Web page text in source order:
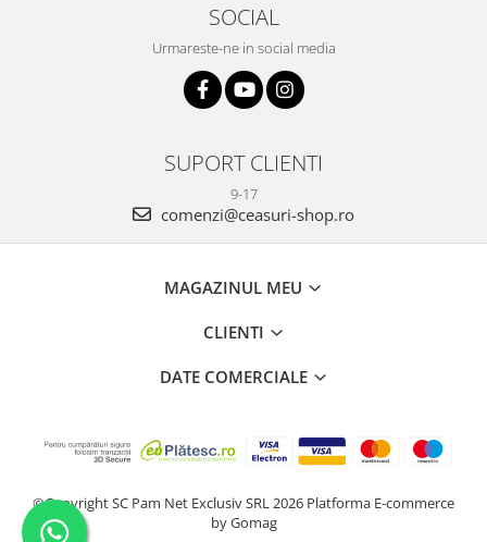
SOCIAL
Urmareste-ne in social media
SUPORT CLIENTI
9-17
comenzi@ceasuri-shop.ro
MAGAZINUL MEU
CLIENTI
DATE COMERCIALE
©Copyright SC Pam Net Exclusiv SRL 2026 Platforma E-commerce
by Gomag